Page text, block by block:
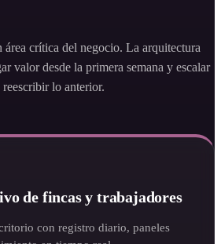
área crítica del negocio. La arquitectura
valor desde la primera semana y escalar
reescribir lo anterior.
de fincas y trabajadores
con registro diario, paneles